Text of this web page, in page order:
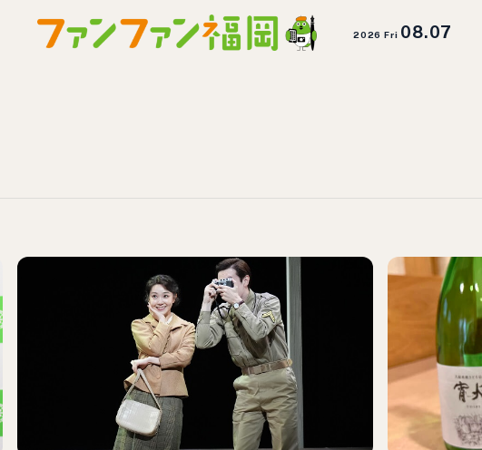
2026 Fri 08.07